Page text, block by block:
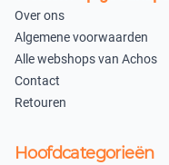
Oud Roze
Bloemprint
Over ons
Algemene voorwaarden
Alle webshops van Achos
Contact
Retouren
Hoofdcategorieën